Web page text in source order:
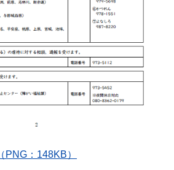
（PNG：148KB）